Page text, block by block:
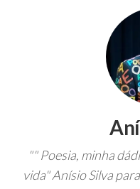
"" Poesia, minha
vida" Anísio Silva